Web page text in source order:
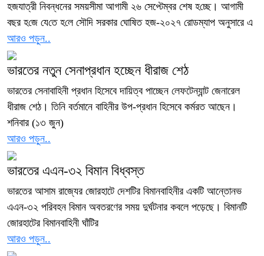
হজযাত্রী নিবন্ধনের সময়সীমা আগামী ২৬ সেপ্টেম্বর শেষ হ‌চ্ছে। আগামী
বছর হ‌জে যে‌তে হ‌লে সৌদি সরকার ঘোষিত হজ-২০২৭ রোডম্যাপ অনুসারে এ
আরও পড়ুন..
ভারতের নতুন সেনাপ্রধান হচ্ছেন ধীরাজ শেঠ
ভারতের সেনাবাহিনী প্রধান হিসেবে দায়িত্ব পাচ্ছেন লেফটেন্যান্ট জেনারেল
ধীরাজ শেঠ। তিনি বর্তমানে বাহিনীর উপ-প্রধান হিসেবে কর্মরত আছেন।
শনিবার (১৩ জুন)
আরও পড়ুন..
ভারতের এএন-৩২ বিমান বিধ্বস্ত
ভারতের আসাম রাজ্যের জোরহাটে দেশটির বিমানবাহিনীর একটি আন্তোনভ
এএন-৩২ পরিবহন বিমান অবতরণের সময় দুর্ঘটনার কবলে পড়েছে। বিমানটি
জোরহাটের বিমানবাহিনী ঘাঁটির
আরও পড়ুন..